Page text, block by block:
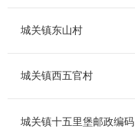
城关镇东山村
城关镇西五官村
城关镇十五里堡邮政编码